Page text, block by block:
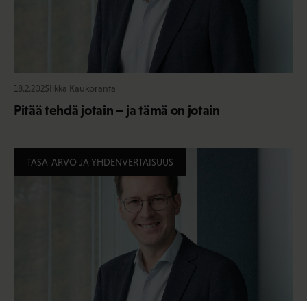
18.2.2025Ilkka Kaukoranta
Pitää tehdä jotain – ja tämä on jotain
TASA-ARVO JA YHDENVERTAISUUS